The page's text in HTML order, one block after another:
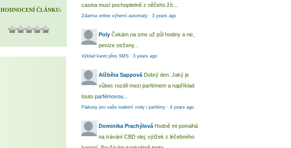
HODNOCENÍ ČLÁNKU:
casina musí pochopitelně z něčeho žít....
Zdarma online výherní automaty · 3 years ago
Poly Čekám na sms už půl hodiny a nic,
peníze strženy...
Výklad karet přes SMS · 3 years ago
Alžběta Sappová Dobrý den. Jaký je
vůbec rozdíl mezi parfémem a například
touto parfémovou...
Flakony pro vaše toaletní vody i parfémy · 4 years ago
Dominika Prachýlová Hodně mi pomáhá
na trávání CBD olej, výtžek z léčebného